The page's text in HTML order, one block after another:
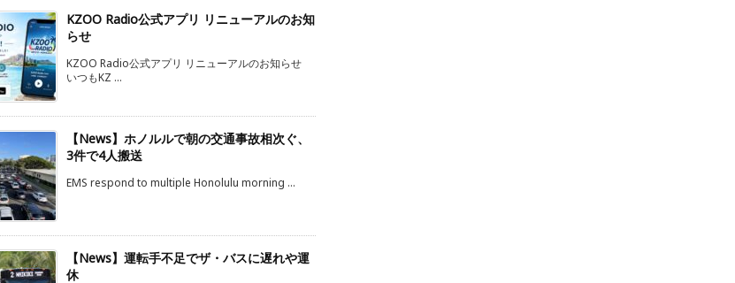
KZOO Radio公式アプリ リニューアルのお知
らせ
KZOO Radio公式アプリ リニューアルのお知らせ
いつもKZ ...
【News】ホノルルで朝の交通事故相次ぐ、
3件で4人搬送
EMS respond to multiple Honolulu morning ...
【News】運転手不足でザ・バスに遅れや運
休